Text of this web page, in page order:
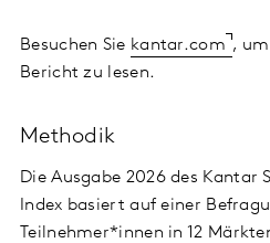
Besuchen Sie kantar.com ,
Bericht zu lesen.
Methodik
Die Ausgabe 2026 des Kantar
Index basiert auf einer
Teilnehmer*innen in 12